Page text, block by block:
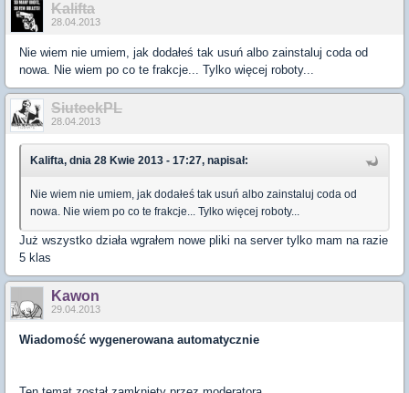
Kalifta
28.04.2013
Nie wiem nie umiem, jak dodałeś tak usuń albo zainstaluj coda od
nowa. Nie wiem po co te frakcje... Tylko więcej roboty...
SiuteekPL
28.04.2013
Kalifta, dnia 28 Kwie 2013 - 17:27, napisał:
Nie wiem nie umiem, jak dodałeś tak usuń albo zainstaluj coda od
nowa. Nie wiem po co te frakcje... Tylko więcej roboty...
Już wszystko działa wgrałem nowe pliki na server tylko mam na razie
5 klas
Kawon
29.04.2013
Wiadomość wygenerowana automatycznie